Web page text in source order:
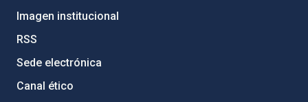
Imagen institucional
RSS
Sede electrónica
Canal ético